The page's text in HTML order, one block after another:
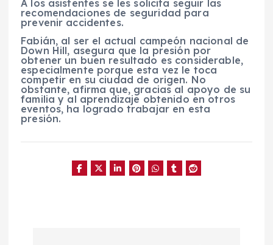
A los asistentes se les solicita seguir las
recomendaciones de seguridad para
prevenir accidentes.
Fabián, al ser el actual campeón nacional de
Down Hill, asegura que la presión por
obtener un buen resultado es considerable,
especialmente porque esta vez le toca
competir en su ciudad de origen. No
obstante, afirma que, gracias al apoyo de su
familia y al aprendizaje obtenido en otros
eventos, ha logrado trabajar en esta
presión.